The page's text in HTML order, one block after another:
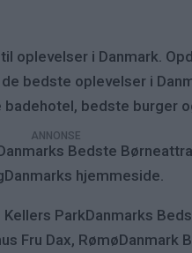
oplevelser i Danmark.
bedste oplevelser i
bedste burger
Bedste
hjemmeside.
ParkDanmarks
Fru Dax, RømøDanmark